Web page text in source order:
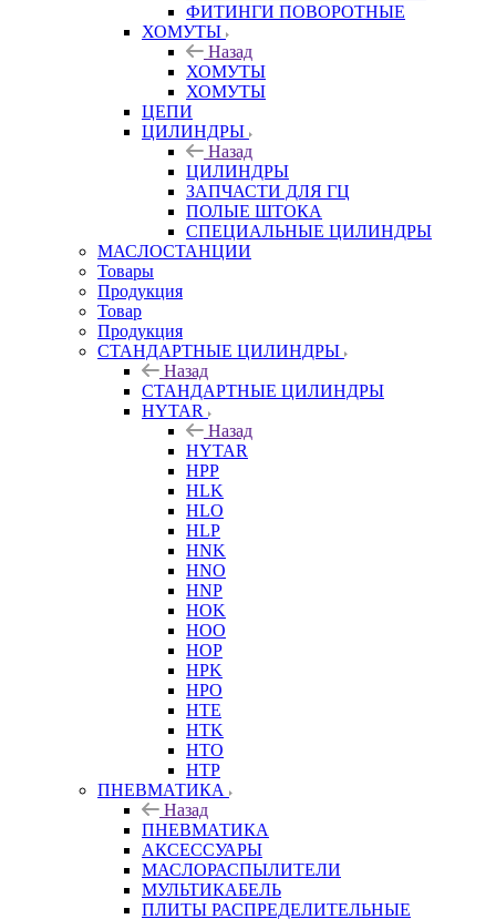
ФИТИНГИ ПОВОРОТНЫЕ
ХОМУТЫ
Назад
ХОМУТЫ
ХОМУТЫ
ЦЕПИ
ЦИЛИНДРЫ
Назад
ЦИЛИНДРЫ
ЗАПЧАСТИ ДЛЯ ГЦ
ПОЛЫЕ ШТОКА
СПЕЦИАЛЬНЫЕ ЦИЛИНДРЫ
МАСЛОСТАНЦИИ
Товары
Продукция
Товар
Продукция
СТАНДАРТНЫЕ ЦИЛИНДРЫ
Назад
СТАНДАРТНЫЕ ЦИЛИНДРЫ
HYTAR
Назад
HYTAR
HPP
HLK
HLO
HLP
HNK
HNO
HNP
HOK
HOO
HOP
HPK
HPO
HTE
HTK
HTO
HTP
ПНЕВМАТИКА
Назад
ПНЕВМАТИКА
АКСЕССУАРЫ
МАСЛОРАСПЫЛИТЕЛИ
МУЛЬТИКАБЕЛЬ
ПЛИТЫ РАСПРЕДЕЛИТЕЛЬНЫЕ